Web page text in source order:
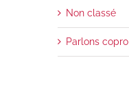
Non classé
Parlons copro